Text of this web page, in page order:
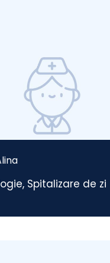
, Spitalizare de zi